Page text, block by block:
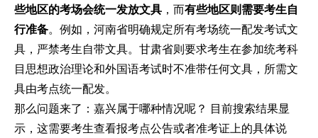
些地区的考场会统一发放文具 ，而有些地区则需要考生自
行准备。例如，河南省明确规定所有考场统一配发考试文
具，严禁考生自带文具。甘肃省则要求考生在参加统考科
目思想政治理论和外国语考试时不准带任何文具，所需文
具由考点统一配发。
那么问题来了：嘉兴属于哪种情况呢？ 目前搜索结果显
示，这需要考生查看报考点公告或者准考证上的具体说